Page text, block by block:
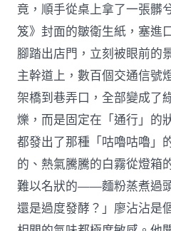
竟，順手從桌上拿了一張髒
笈》封面的皺衛生紙，塞進
腳踏出店門，立刻被眼前的
主幹道上，數百個交通信號
架橋到巷弄口，全部變成了
爍，而是固定在「通行」的
都發出了那種「咕嚕咕嚕」
的、熱氣騰騰的白霧從燈箱
難以名狀的——麵粉蒸煮過
還是過度發酵？」廖沾沾是